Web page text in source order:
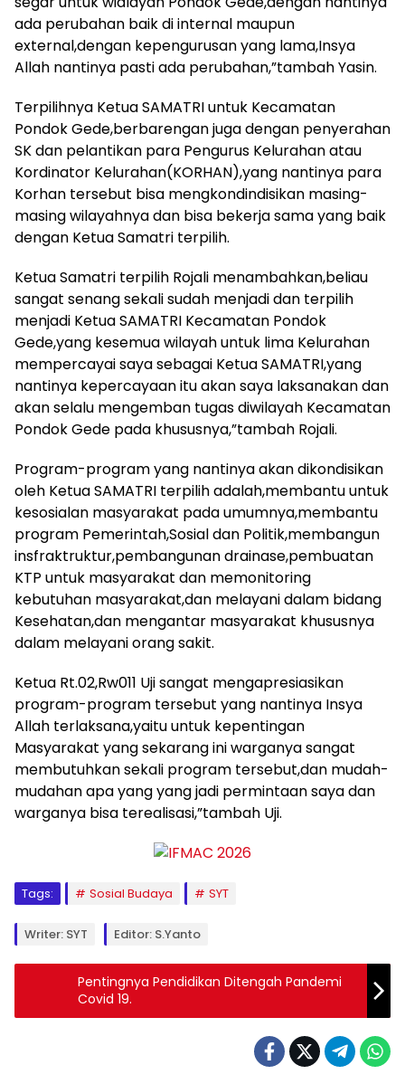
ada perubahan baik di internal maupun
external,dengan kepengurusan yang lama,Insya
Allah nantinya pasti ada perubahan,”tambah Yasin.
Terpilihnya Ketua SAMATRI untuk Kecamatan
Pondok Gede,berbarengan juga dengan penyerahan
SK dan pelantikan para Pengurus Kelurahan atau
Kordinator Kelurahan(KORHAN),yang nantinya para
Korhan tersebut bisa mengkondindisikan masing-
masing wilayahnya dan bisa bekerja sama yang baik
dengan Ketua Samatri terpilih.
Ketua Samatri terpilih Rojali menambahkan,beliau
sangat senang sekali sudah menjadi dan terpilih
menjadi Ketua SAMATRI Kecamatan Pondok
Gede,yang kesemua wilayah untuk lima Kelurahan
mempercayai saya sebagai Ketua SAMATRI,yang
nantinya kepercayaan itu akan saya laksanakan dan
akan selalu mengemban tugas diwilayah Kecamatan
Pondok Gede pada khususnya,”tambah Rojali.
Program-program yang nantinya akan dikondisikan
oleh Ketua SAMATRI terpilih adalah,membantu untuk
kesosialan masyarakat pada umumnya,membantu
program Pemerintah,Sosial dan Politik,membangun
insfraktruktur,pembangunan drainase,pembuatan
KTP untuk masyarakat dan memonitoring
kebutuhan masyarakat,dan melayani dalam bidang
Kesehatan,dan mengantar masyarakat khususnya
dalam melayani orang sakit.
Ketua Rt.02,Rw011 Uji sangat mengapresiasikan
program-program tersebut yang nantinya Insya
Allah terlaksana,yaitu untuk kepentingan
Masyarakat yang sekarang ini warganya sangat
membutuhkan sekali program tersebut,dan mudah-
mudahan apa yang yang jadi permintaan saya dan
warganya bisa terealisasi,”tambah Uji.
Tags: Sosial Budaya SYT
Writer: SYT Editor: S.Yanto
Pentingnya Pendidikan Ditengah Pandemi
Covid 19.